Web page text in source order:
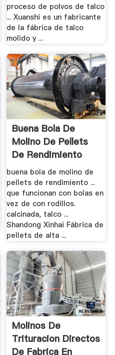
proceso de polvos de talco
... Xuanshi es un fabricante
de la fábrica de talco
molido y ...
Buena Bola De
Molino De Pellets
De Rendimiento
buena bola de molino de
pellets de rendimiento ...
que funcionan con bolas en
vez de con rodillos.
calcinada, talco ...
Shandong Xinhai Fábrica de
pellets de alta ...
Molinos De
Trituracion Directos
De Fabrica En